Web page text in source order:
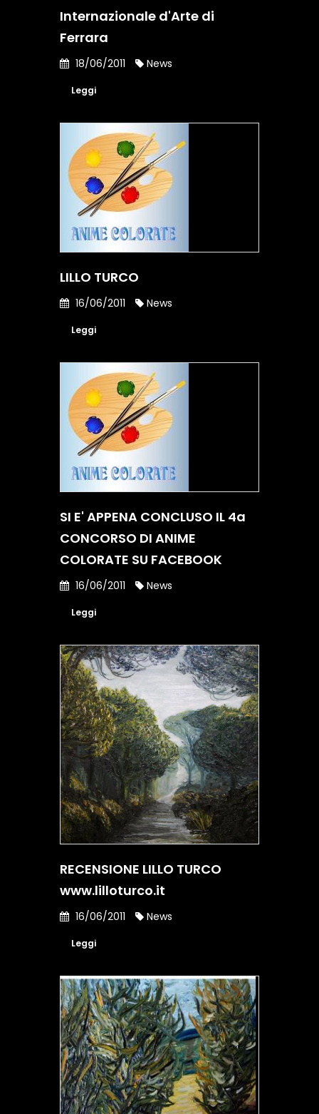
Internazionale d'Arte di
Ferrara
18/06/2011 News
Leggi
LILLO TURCO
16/06/2011 News
Leggi
SI E' APPENA CONCLUSO IL 4a
CONCORSO DI ANIME
COLORATE SU FACEBOOK
16/06/2011 News
Leggi
RECENSIONE LILLO TURCO
www.lilloturco.it
16/06/2011 News
Leggi